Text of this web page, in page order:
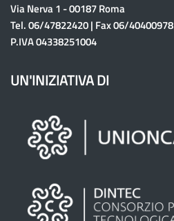
Via Nerva 1 - 00187 Roma
Tel. 06/47822420 | Fax 06/40400978
P.IVA 04338251004
UN'INIZIATIVA DI